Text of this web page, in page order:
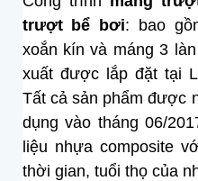
trượt bể bơi: bao
xoắn kín và máng 3
xuất được lắp đặt tại
Tất cả sản phẩm được
dụng vào tháng 06/
liệu nhựa composite
thời gian, tuổi thọ của